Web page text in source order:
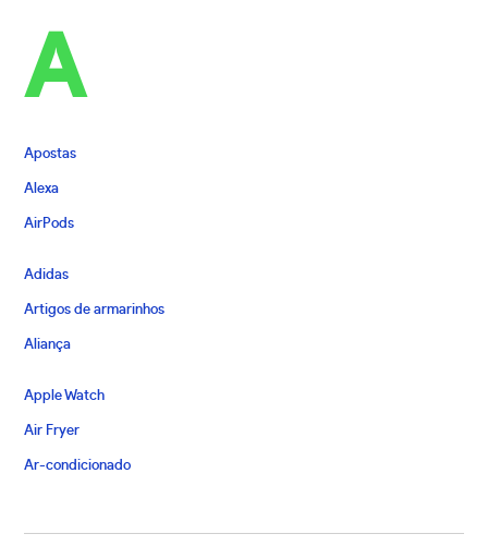
A
Apostas
Alexa
AirPods
Adidas
Artigos de armarinhos
Aliança
Apple Watch
Air Fryer
Ar-condicionado